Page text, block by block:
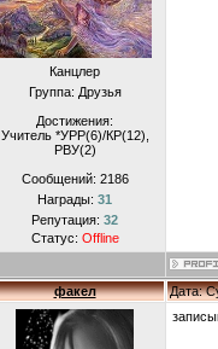
Канцлер
Группа: Друзья
Достижения:
Учитель *УРР(6)/КР(12),
РВУ(2)
Сообщений: 2186
Награды: 31
Репутация: 32
Статус: Offline
факел Дата: